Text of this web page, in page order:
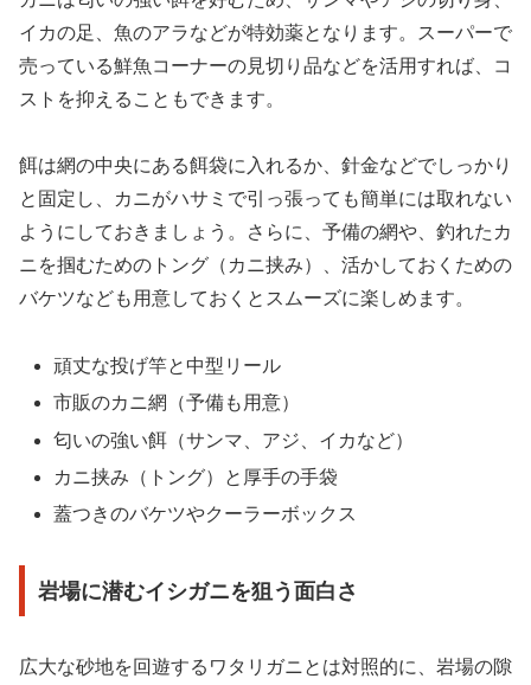
イカの足、魚のアラなどが特効薬となります。スーパーで
売っている鮮魚コーナーの見切り品などを活用すれば、コ
ストを抑えることもできます。
餌は網の中央にある餌袋に入れるか、針金などでしっかり
と固定し、カニがハサミで引っ張っても簡単には取れない
ようにしておきましょう。さらに、予備の網や、釣れたカ
ニを掴むためのトング（カニ挟み）、活かしておくための
バケツなども用意しておくとスムーズに楽しめます。
頑丈な投げ竿と中型リール
市販のカニ網（予備も用意）
匂いの強い餌（サンマ、アジ、イカなど）
カニ挟み（トング）と厚手の手袋
蓋つきのバケツやクーラーボックス
岩場に潜むイシガニを狙う面白さ
広大な砂地を回遊するワタリガニとは対照的に、岩場の隙